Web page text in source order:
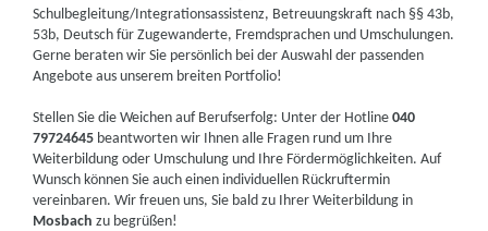
Schulbegleitung/Integrationsassistenz, Betreuungskraft nach §§ 43b,
53b, Deutsch für Zugewanderte, Fremdsprachen und Umschulungen.
Gerne beraten wir Sie persönlich bei der Auswahl der passenden
Angebote aus unserem breiten Portfolio!
Stellen Sie die Weichen auf Berufserfolg: Unter der Hotline040
79724645 beantworten wir Ihnen alle Fragen rund um Ihre
Weiterbildung oder Umschulung und Ihre Fördermöglichkeiten. Auf
Wunsch können Sie auch einen individuellen Rückruftermin
vereinbaren. Wir freuen uns, Sie bald zu Ihrer Weiterbildung in
Mosbach zu begrüßen!